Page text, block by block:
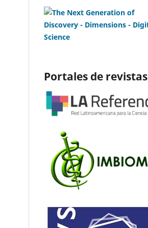
Portales de revistas